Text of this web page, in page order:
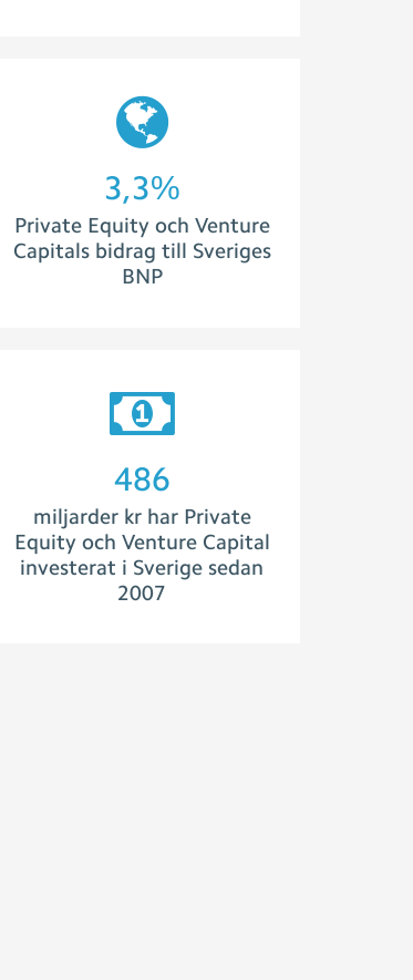
3,9%
Private Equity och Venture
Capitals bidrag till Sveriges
BNP
562
miljarder kr har Private
Equity och Venture Capital
investerat i Sverige sedan
2007